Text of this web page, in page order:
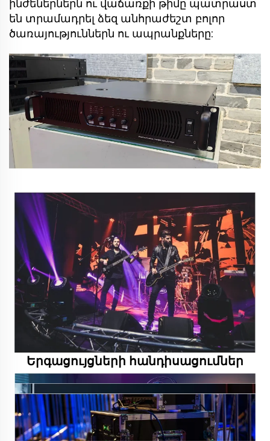
ինժեներներն ու վաճառքի թիմը պատրաստ
են տրամադրել ձեզ անհրաժեշտ բոլոր
ծառայություններն ու ապրանքները:
Երգացույցների հանդիսացումներ